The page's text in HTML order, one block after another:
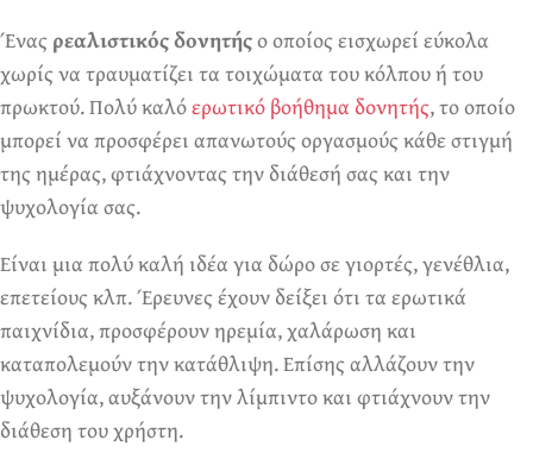
Έναςρεαλιστικός δονητήςο οποίος εισχωρεί εύκολα
χωρίς να τραυματίζει τα τοιχώματα του κόλπου ή του
πρωκτού. Πολύ καλόερωτικό βοήθημα δονητής, το οποίο
μπορεί να προσφέρει απανωτούς οργασμούς κάθε στιγμή
της ημέρας, φτιάχνοντας την διάθεσή σας και την
ψυχολογία σας.
Είναι μια πολύ καλή ιδέα για δώρο σε γιορτές, γενέθλια,
επετείους κλπ. Έρευνες έχουν δείξει ότι τα ερωτικά
παιχνίδια, προσφέρουν ηρεμία, χαλάρωση και
καταπολεμούν την κατάθλιψη. Επίσης αλλάζουν την
ψυχολογία, αυξάνουν την λίμπιντο και φτιάχνουν την
διάθεση του χρήστη.